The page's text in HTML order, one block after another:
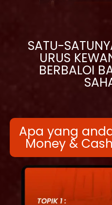
SATU-
URUS
BERBALOI
Apa yang
Money &